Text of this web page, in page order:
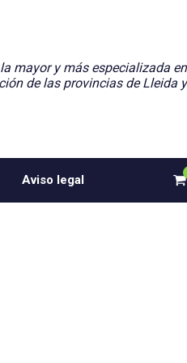
mayor y más especializada
de las provincias de Lleida
Aviso legal